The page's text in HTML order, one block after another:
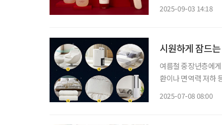
2025-09-03 14:18
시원하게 잠드
여름철 중장년층에
환이나 면역력 저하
2025-07-08 08:00